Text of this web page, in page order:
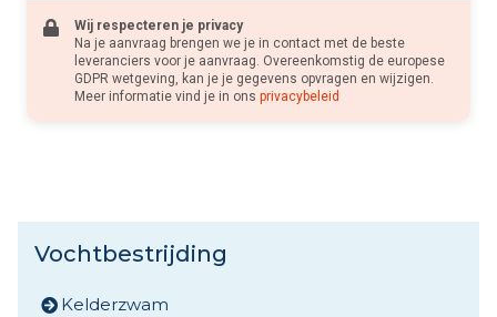
Wij respecteren je privacy
Na je aanvraag brengen we je in contact met de beste
leveranciers voor je aanvraag. Overeenkomstig de europese
GDPR wetgeving, kan je je gegevens opvragen en wijzigen.
Meer informatie vind je in ons privacybeleid
Vochtbestrijding
Kelderzwam